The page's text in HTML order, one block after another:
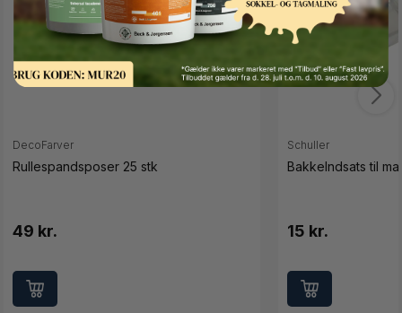
DecoFarver
Rullespandsposer 25 stk
49 kr.
Schuller
BakkeIndsats til
15 kr.